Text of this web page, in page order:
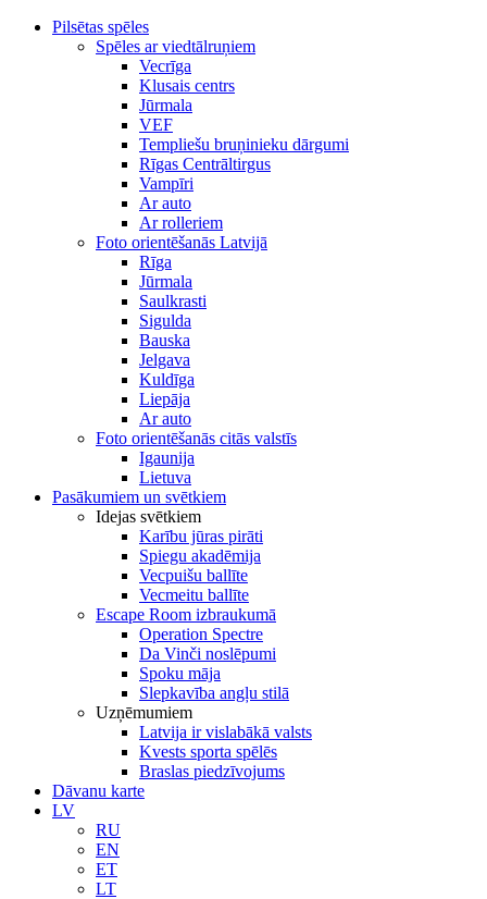
Pilsētas spēles
Spēles ar viedtālruņiem
Vecrīga
Klusais centrs
Jūrmala
VEF
Templiešu bruņinieku dārgumi
Rīgas Centrāltirgus
Vampīri
Ar auto
Ar rolleriem
Foto orientēšanās Latvijā
Rīga
Jūrmala
Saulkrasti
Sigulda
Bauska
Jelgava
Kuldīga
Liepāja
Ar auto
Foto orientēšanās citās valstīs
Igaunija
Lietuva
Pasākumiem un svētkiem
Idejas svētkiem
Karību jūras pirāti
Spiegu akadēmija
Vecpuišu ballīte
Vecmeitu ballīte
Escape Room izbraukumā
Operation Spectre
Da Vinči noslēpumi
Spoku māja
Slepkavība angļu stilā
Uzņēmumiem
Latvija ir vislabākā valsts
Kvests sporta spēlēs
Braslas piedzīvojums
Dāvanu karte
LV
RU
EN
ET
LT